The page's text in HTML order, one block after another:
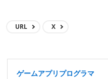
URL X
ゲームアプリプログラマ